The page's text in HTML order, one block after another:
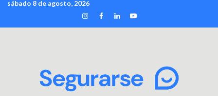
Skip
content
sábado 8 de agosto, 2026
INSTAGRAM
FACEBOOK
LINKEDIN
YOUTUBE